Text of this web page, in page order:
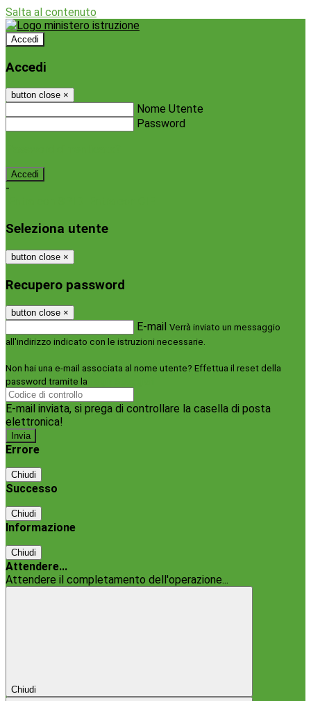
Salta al contenuto
Accedi
Accedi
button close ×
Nome Utente
Password
-
Seleziona utente
button close ×
Recupero password
button close ×
E-mail Verrà inviato un messaggio
all'indirizzo indicato con le istruzioni necessarie.
Non hai una e-mail associata al nome utente? Effettua il reset della
password tramite la
E-mail inviata, si prega di controllare la casella di posta
elettronica!
Errore
Chiudi
Successo
Chiudi
Informazione
Chiudi
Attendere...
Attendere il completamento dell'operazione...
Chiudi